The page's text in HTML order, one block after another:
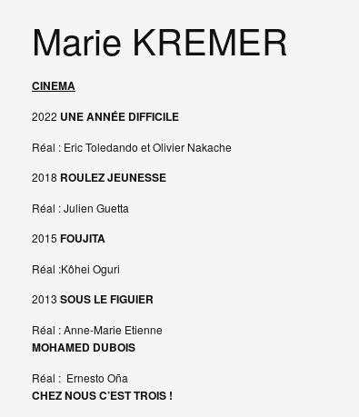
Marie KREMER
CINEMA
2022 UNE ANNÉE DIFFICILE
Réal : Eric Toledando et Olivier Nakache
2018 ROULEZ JEUNESSE
Réal : Julien Guetta
2015 FOUJITA
Réal :Kôhei Oguri
2013 SOUS LE FIGUIER
Réal : Anne-Marie Etienne
MOHAMED DUBOIS
Réal : Ernesto Oña
CHEZ NOUS C’EST TROIS !